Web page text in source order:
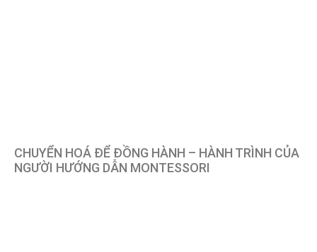
CHUYỂN HOÁ ĐỂ ĐỒNG HÀNH – HÀNH TRÌNH CỦA
NGƯỜI HƯỚNG DẪN MONTESSORI